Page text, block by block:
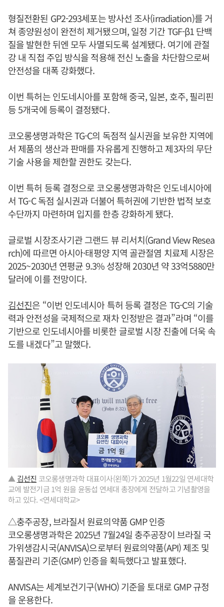
형질전환된 GP2-293세포는 방사선 조사(irradiation)를 거
쳐 종양원성이 완전히 제거됐으며, 일정 기간 TGF-β1 단백
질을 발현한 뒤엔 모두 사멸되도록 설계됐다. 여기에 관절
강 내 직접 주입 방식을 적용해 전신 노출을 차단함으로써
안전성을 대폭 강화했다.
이번 특허는 인도네시아를 포함해 중국, 일본, 호주, 필리핀
등 5개국에 등록이 결정됐다.
코오롱생명과학은 TG-C의 독점적 실시권을 보유한 지역에
서 제품의 생산과 판매를 자유롭게 진행하고 제3자의 무단
기술 사용을 제한할 권한도 갖는다.
이번 특허 등록 결정으로 코오롱생명과학은 인도네시아에
서 TG-C 독점 실시권과 더불어 특허권에 기반한 법적 보호
수단까지 마련하며 입지를 한층 강화하게 됐다.
글로벌 시장조사기관 그랜드 뷰 리서치(Grand View Resea
rch)에 따르면 아시아·태평양 지역 골관절염 치료제 시장은
2025~2030년 연평균 9.3% 성장해 2030년 약 33억5880만
달러에 이를 전망이다.
김선진은 “이번 인도네시아 특허 등록 결정은 TG-C의 기술
력과 안전성을 국제적으로 재차 인정받은 결과”라며 “이를
기반으로 인도네시아를 비롯한 글로벌 시장 진출에 더욱 속
도를 내겠다”고 말했다.
▲김선진 코오롱생명과학 대표이사(왼쪽)가 2025년 1월22일 연세대학
교에 발전기금 1억 원을 윤동섭 연세대 총장에게 전달하고 기념촬영을
하고 있다. <연세대학교>
△충주공장, 브라질서 원료의약품 GMP 인증
코오롱생명과학은 2025년 7월24일 충주공장이 브라질 국
가위생감시국(ANVISA)으로부터 원료의약품(API) 제조 및
품질관리 기준(GMP) 인증을 획득했다고 발표했다.
ANVISA는 세계보건기구(WHO) 기준을 토대로 GMP 규정
을 운용한다.